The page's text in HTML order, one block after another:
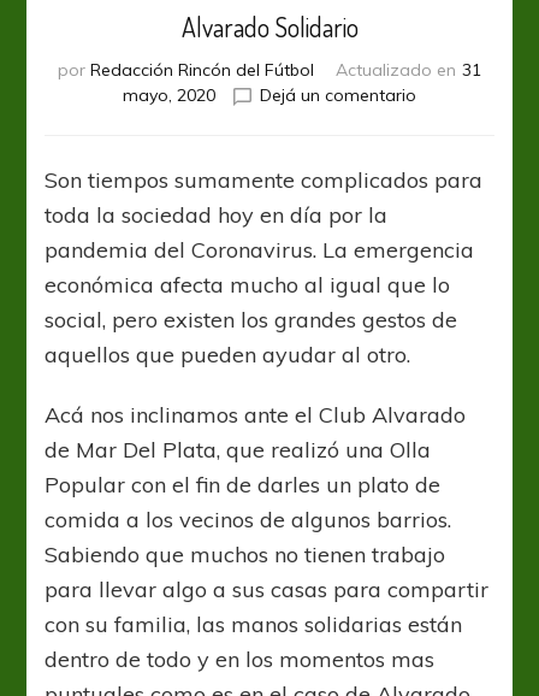
Alvarado Solidario
por Redacción Rincón del Fútbol Actualizado en 31
mayo, 2020
Dejá un comentario
Son tiempos sumamente complicados para
toda la sociedad hoy en día por la
pandemia del Coronavirus. La emergencia
económica afecta mucho al igual que lo
social, pero existen los grandes gestos de
aquellos que pueden ayudar al otro.
Acá nos inclinamos ante el Club Alvarado
de Mar Del Plata, que realizó una Olla
Popular con el fin de darles un plato de
comida a los vecinos de algunos barrios.
Sabiendo que muchos no tienen trabajo
para llevar algo a sus casas para compartir
con su familia, las manos solidarias están
dentro de todo y en los momentos mas